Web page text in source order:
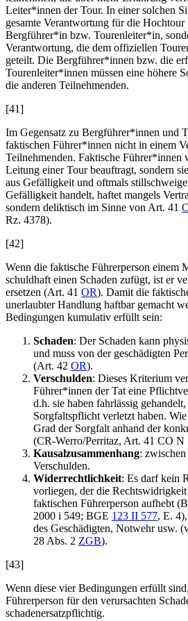
Leiter*innen der Tour. In einer solchen
gesamte Verantwortung für die Hochtour
Bergführer*in bzw. Tourenleiter*in,
Verantwortung, die dem offiziellen
geteilt. Die Bergführer*innen bzw. die
Tourenleiter*innen müssen eine höhere
die anderen Teilnehmenden.
[41]
Im Gegensatz zu Bergführer*innen und
faktischen Führer*innen nicht in einem
Teilnehmenden. Faktische Führer*innen
Leitung einer Tour beauftragt, sondern
aus Gefälligkeit und oftmals
Gefälligkeit handelt, haftet mangels
sondern deliktisch im Sinne von Art. 41
Rz. 4378).
[42]
Wenn die faktische Führerperson einem
schuldhaft einen Schaden zufügt, ist er
ersetzen (Art. 41 OR). Damit die
unerlaubter Handlung haftbar gemacht
Bedingungen kumulativ erfüllt sein:
Schaden: Der Schaden kann
und muss von der geschädigten
(Art. 42 OR).
Verschulden: Dieses Kriterium
Führer*innen der Tat eine
d.h. sie haben fahrlässig
Sorgfaltspflicht verletzt haben.
Grad der Sorgfalt anhand der
(CR-Werro/Perritaz, Art. 41 CO N
Kausalzusammenhang:
Verschulden.
Widerrechtlichkeit: Es darf kein
vorliegen, der die
faktischen Führerperson aufhebt
2000 i 549; BGE 123 II 577, E.
des Geschädigten, Notwehr usw.
28 Abs. 2 ZGB).
[43]
Wenn diese vier Bedingungen erfüllt
Führerperson für den verursachten
schadenersatzpflichtig.